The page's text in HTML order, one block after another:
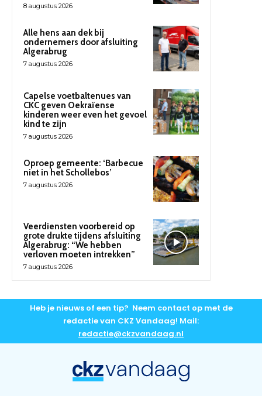
8 augustus 2026
Alle hens aan dek bij
ondernemers door afsluiting
Algerabrug
7 augustus 2026
Capelse voetbaltenues van
CKC geven Oekraïense
kinderen weer even het gevoel
kind te zijn
7 augustus 2026
Oproep gemeente: ‘Barbecue
niet in het Schollebos’
7 augustus 2026
Veerdiensten voorbereid op
grote drukte tijdens afsluiting
Algerabrug: “We hebben
verloven moeten intrekken”
7 augustus 2026
Heb je nieuws of een tip? Neem contact op met de
redactie van CKZ Vandaag! Mail:
redactie@ckzvandaag.nl